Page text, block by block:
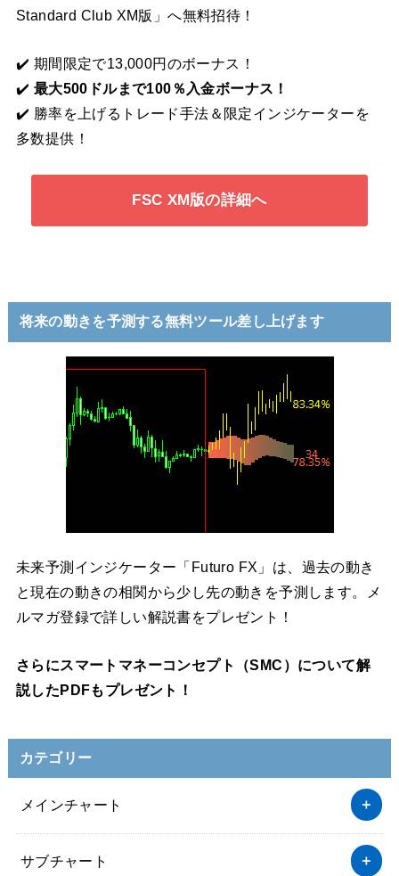
Standard Club XM版」へ無料招待！
✔️ 期間限定で13,000円のボーナス！
✔️ 最大500ドルまで100％入金ボーナス！
✔️ 勝率を上げるトレード手法＆限定インジケーターを
多数提供！
FSC XM版の詳細へ
将来の動きを予測する無料ツール差し上げます
未来予測インジケーター「Futuro FX」は、過去の動き
と現在の動きの相関から少し先の動きを予測します。メ
ルマガ登録で詳しい解説書をプレゼント！
さらにスマートマネーコンセプト（SMC）について解
説したPDFもプレゼント！
カテゴリー
メインチャート
サブチャート